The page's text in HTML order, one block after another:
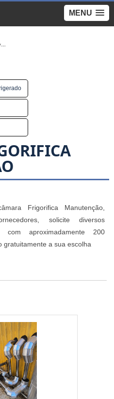
MENU
Frigorifica Manutenção,
solicite diversos
com aproximadamente 200
gratuitamente a sua escolha